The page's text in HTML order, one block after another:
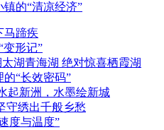
的“清凉经济”
马蹄疾
变形记”
湖青海湖 绝对惊喜栖霞湖
“长效密码”
起新洲，水墨绘新城
守绣出千般乡愁
度与温度”